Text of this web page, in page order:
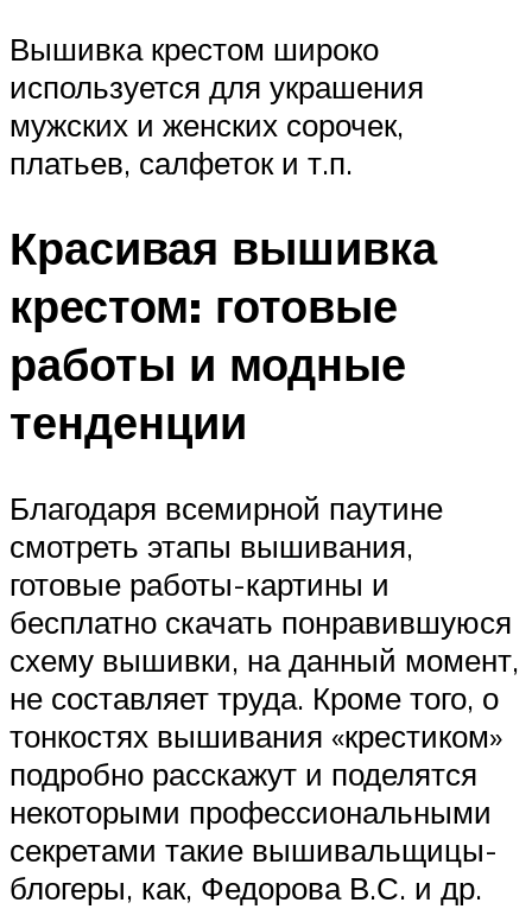
Вышивка крестом широко
используется для украшения
мужских и женских сорочек,
платьев, салфеток и т.п.
Красивая вышивка
крестом: готовые
работы и модные
тенденции
Благодаря всемирной паутине
смотреть этапы вышивания,
готовые работы-картины и
бесплатно скачать понравившуюся
схему вышивки, на данный момент,
не составляет труда. Кроме того, о
тонкостях вышивания «крестиком»
подробно расскажут и поделятся
некоторыми профессиональными
секретами такие вышивальщицы-
блогеры, как, Федорова В.С. и др.